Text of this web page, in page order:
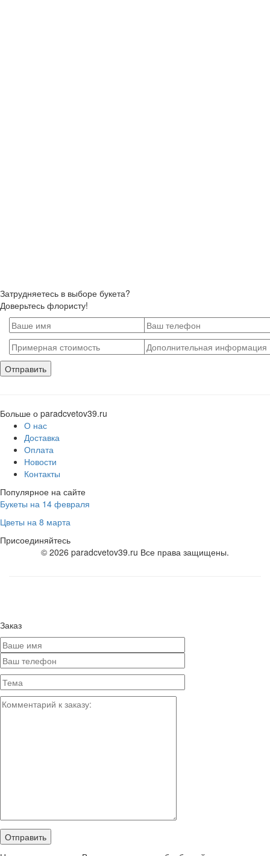
Затрудняетесь в выборе букета?
Доверьтесь флористу!
Больше о paradcvetov39.ru
О нас
Доставка
Оплата
Новости
Контакты
Популярное на сайте
Букеты на 14 февраля
Цветы на 8 марта
Присоединяйтесь
© 2026 paradcvetov39.ru Все права защищены.
Заказ